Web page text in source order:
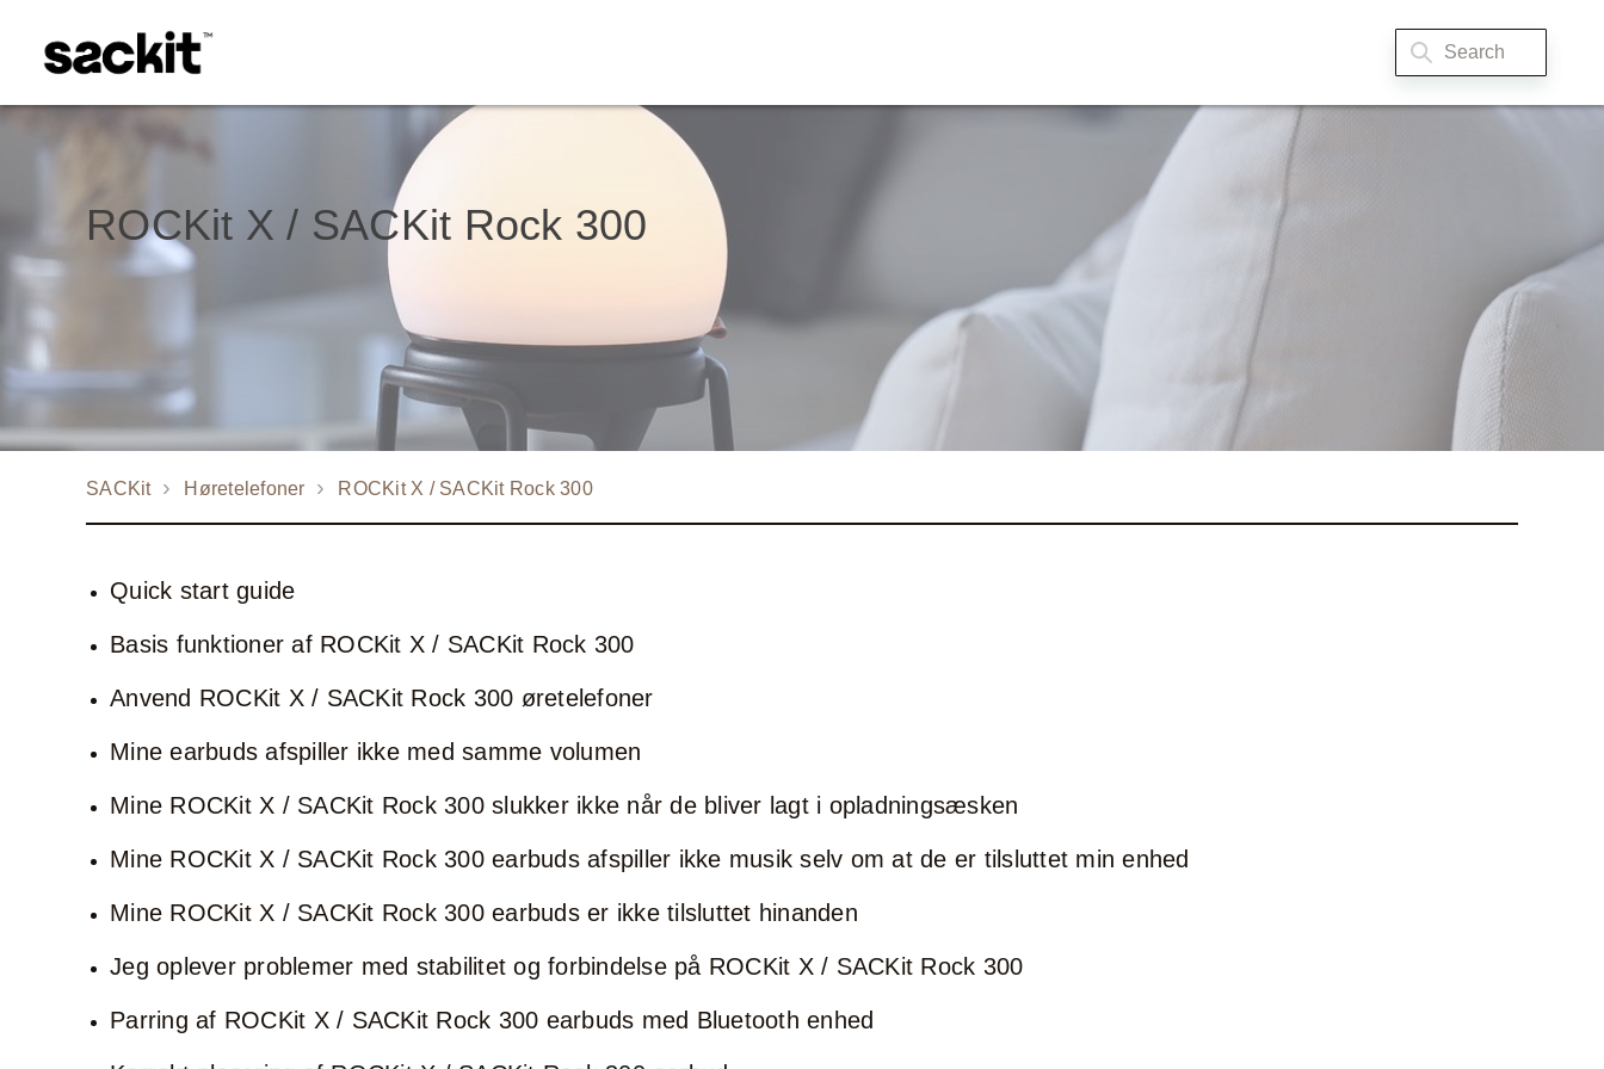
ROCKit X / SACKit Rock 300
SACKit Høretelefoner ROCKit X / SACKit Rock 300
Quick start guide
Basis funktioner af ROCKit X / SACKit Rock 300
Anvend ROCKit X / SACKit Rock 300 øretelefoner
Mine earbuds afspiller ikke med samme volumen
Mine ROCKit X / SACKit Rock 300 slukker ikke når de bliver lagt i opladningsæsken
Mine ROCKit X / SACKit Rock 300 earbuds afspiller ikke musik selv om at de er tilsluttet min enhed
Mine ROCKit X / SACKit Rock 300 earbuds er ikke tilsluttet hinanden
Jeg oplever problemer med stabilitet og forbindelse på ROCKit X / SACKit Rock 300
Parring af ROCKit X / SACKit Rock 300 earbuds med Bluetooth enhed